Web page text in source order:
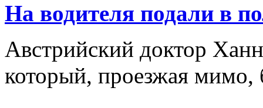
На водителя подали в
Австрийский доктор
который, проезжая мимо,